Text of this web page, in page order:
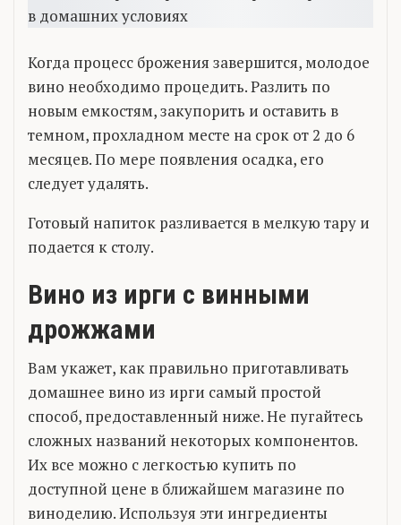
Когда процесс брожения завершится, молодое
вино необходимо процедить. Разлить по
новым емкостям, закупорить и оставить в
темном, прохладном месте на срок от 2 до 6
месяцев. По мере появления осадка, его
следует удалять.
Готовый напиток разливается в мелкую тару и
подается к столу.
Вино из ирги с винными
дрожжами
Вам укажет, как правильно приготавливать
домашнее вино из ирги самый простой
способ, предоставленный ниже. Не пугайтесь
сложных названий некоторых компонентов.
Их все можно с легкостью купить по
доступной цене в ближайшем магазине по
виноделию. Используя эти ингредиенты